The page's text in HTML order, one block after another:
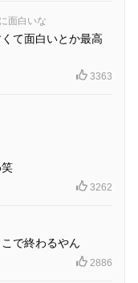
面白いな
て面白いとか最高
3363
3262
で終わるやん
2886